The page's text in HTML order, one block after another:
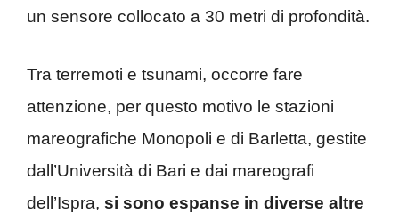
un sensore collocato a 30 metri di profondità.
Tra terremoti e tsunami, occorre fare
attenzione, per questo motivo le stazioni
mareografiche Monopoli e di Barletta, gestite
dall’Università di Bari e dai mareografi
dell’Ispra, si sono espanse in diverse altre